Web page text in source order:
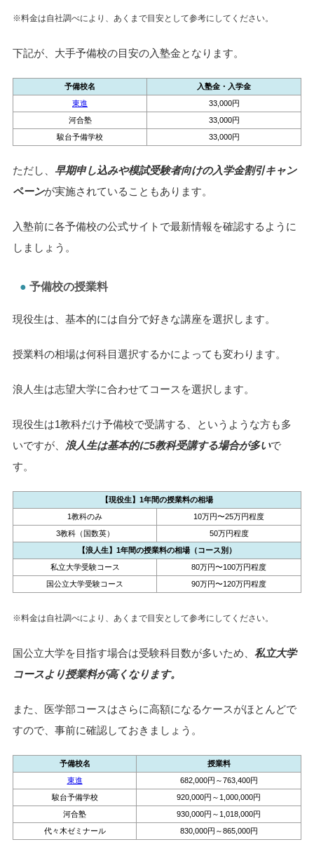
※料金は自社調べにより、あくまで目安として参考にしてください。
下記が、大手予備校の目安の入塾金となります。
予備校名
入塾金・入学金
東進
33,000円
河合塾
33,000円
駿台予備学校
33,000円
ただし、 早期申し込みや模試受験者向けの入学金割引キャン
ペーンが実施されていることもあります。
入塾前に各予備校の公式サイトで最新情報を確認するように
しましょう。
予備校の授業料
現役生は、基本的には自分で好きな講座を選択します。
授業料の相場は何科目選択するかによっても変わります。
浪人生は志望大学に合わせてコースを選択します。
現役生は1教科だけ予備校で受講する、というような方も多
いですが、
浪人生は基本的に5教科受講する場合が多いで
す。
【現役生】1年間の授業料の相場
1教科のみ
10万円〜25万円程度
3教科（国数英）
50万円程度
【浪人生】1年間の授業料の相場（コース別）
私立大学受験コース
80万円〜100万円程度
国公立大学受験コース
90万円〜120万円程度
※料金は自社調べにより、あくまで目安として参考にしてください。
国公立大学を目指す場合は受験科目数が多いため、 私立大学
コースより授業料が高くなります。
また、医学部コースはさらに高額になるケースがほとんどで
すので、事前に確認しておきましょう。
予備校名
授業料
東進
682,000円～763,400円
駿台予備学校
920,000円～1,000,000円
河合塾
930,000円～1,018,000円
代々木ゼミナール
830,000円～865,000円